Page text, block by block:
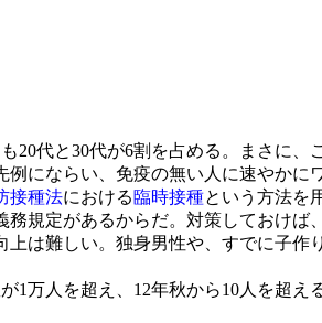
代と30代が6割を占める。まさに、
にならい、免疫の無い人に速やか
接種法における臨時接種という方法を
規定があるからだ。対策しておけば
は難しい。独身男性や、すでに子
万人を超え、12年秋から10人を超